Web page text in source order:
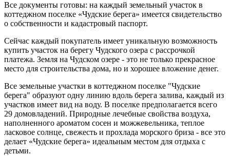
Все документы готовы: на каждый земельный участок в
коттеджном поселке «Чудские берега» имеется свидетельство
о собственности и кадастровый паспорт.
Сейчас каждый покупатель имеет уникальную возможность
купить участок на берегу Чудского озера с рассрочкой
платежа. Земля на Чудском озере - это не только прекрасное
место для строительства дома, но и хорошее вложение денег.
Все земельные участки в коттеджном поселке "Чудские
берега" образуют одну линию вдоль берега залива, каждый из
участков имеет вид на воду. В поселке предполагается всего
29 домовладений. Природные лечебные свойства воздуха,
наполненного ароматом сосен и можжевельника, теплое
ласковое солнце, свежесть и прохлада морского бриза - все это
делает «Чудские берега» идеальным местом для отдыха с
детьми.